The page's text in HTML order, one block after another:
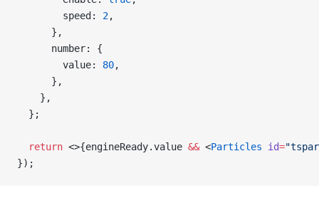
        speed:
2,
      },
      number: {
        value:
80,
      },
    },
  };
  return
<>{engineReady.value && <Particles id=
});